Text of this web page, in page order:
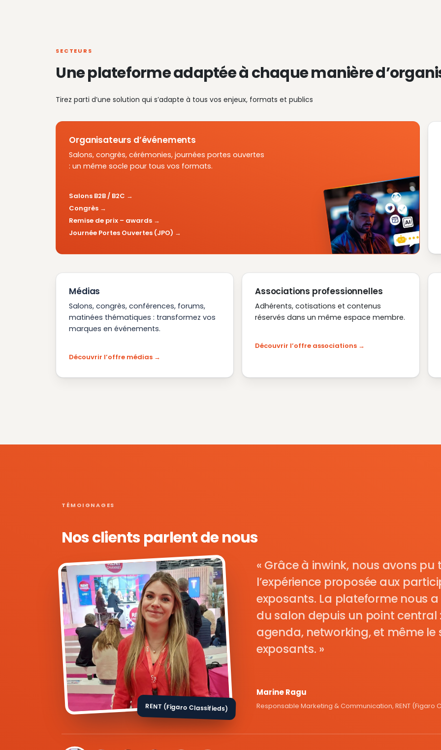
SECTEURS
Une plateforme adaptée à chaque manière
Tirez parti d’une solution qui s’adapte à tous vos enjeux, formats et publics
Organisateurs d’événements
Salons, congrès, cérémonies, journées portes ouvertes
: un même socle pour tous vos formats.
Salons B2B / B2C
Congrès
Remise de prix – awards
Journée Portes Ouvertes (JPO)
Médias
Salons, congrès, conférences, forums,
matinées thématiques : transformez vos
marques en événements.
Découvrir l’offre médias
Associations professionnelles
Adhérents, cotisations et contenus
réservés dans un même espace membre.
Découvrir l’offre associations
TÉMOIGNAGES
Nos clients parlent de nous
RENT (Figaro Classifieds)
Grâce à inwink, nous avons
l’expérience proposée aux
exposants. La plateforme nous
du salon depuis un point central
agenda, networking, et même le
exposants.
Marine Ragu
Responsable Marketing & Communication, RENT (Figaro